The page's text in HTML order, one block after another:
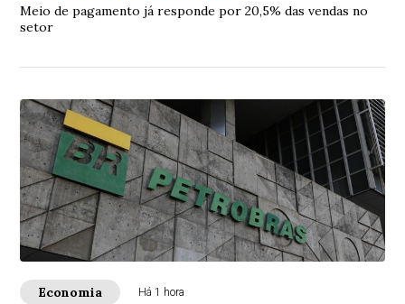
Meio de pagamento já responde por 20,5% das vendas no
setor
Economia Há 1 hora